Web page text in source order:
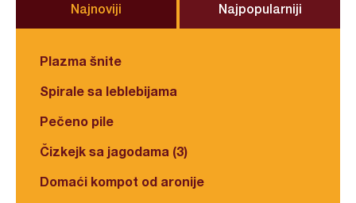
Najnoviji Najpopularniji
Plazma šnite
Spirale sa leblebijama
Pečeno pile
Čizkejk sa jagodama (3)
Domaći kompot od aronije